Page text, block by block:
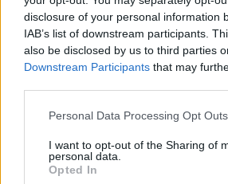
disclosure of your personal information
IAB’s list of downstream participants.
also be disclosed by us to third parties
Downstream Participants that may
Personal Data Processing Opt Outs
I want to opt-out of the Sharing of
personal data.
Opted In
samme retning. Det er både
og en fantastisk anledning til at
dens betydning for livet på
nysgerrighed på
der er astrofysiker og en af
Sol26.
Aktuelt
Godt nyt: Hjælpen
frem
Emilie Nesheim Shaw
Følg os på
09. august 2026 kl. 14.03